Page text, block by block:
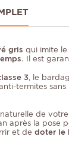
gris qui imite le
Il est
3, le
termites
de
après la pose
et de doter le